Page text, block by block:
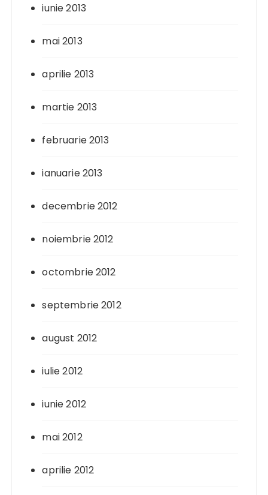
iunie 2013
mai 2013
aprilie 2013
martie 2013
februarie 2013
ianuarie 2013
decembrie 2012
noiembrie 2012
octombrie 2012
septembrie 2012
august 2012
iulie 2012
iunie 2012
mai 2012
aprilie 2012